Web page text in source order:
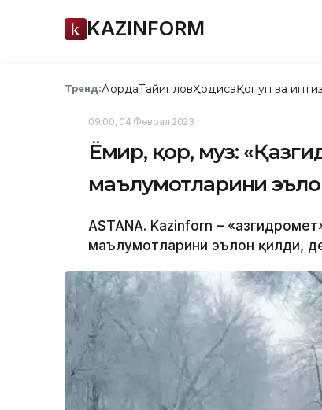
KAZINFORM
Тренд:АқордаТайинловҲодисаҚонун ва
09:00, 04 Феврал 2023
Ёмғир, қор, муз:
маълумотларини
ASTANA. Kazinforn –
маълумотларини эълон қилди,